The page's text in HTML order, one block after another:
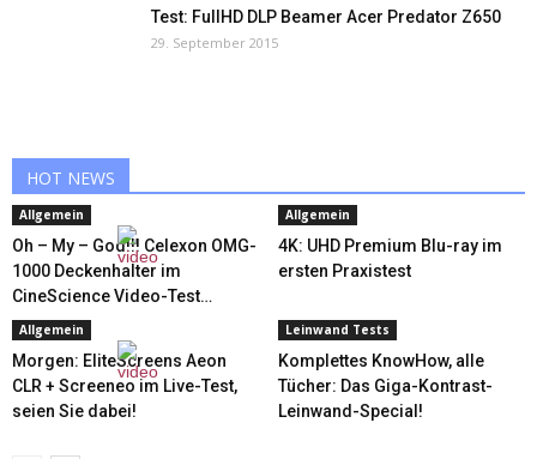
Test: FullHD DLP Beamer Acer Predator Z650
29. September 2015
HOT NEWS
Allgemein
Oh – My – God!!! Celexon OMG-
1000 Deckenhalter im
CineScience Video-Test…
Allgemein
4K: UHD Premium Blu-ray im
ersten Praxistest
Allgemein
Morgen: EliteScreens Aeon
CLR + Screeneo im Live-Test,
seien Sie dabei!
Leinwand Tests
Komplettes KnowHow, alle
Tücher: Das Giga-Kontrast-
Leinwand-Special!